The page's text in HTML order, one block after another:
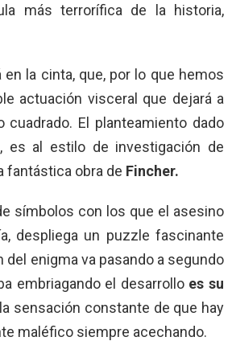
más terrorífica de la historia,
en la cinta, que, por lo que hemos
actuación visceral que dejará a
El planteamiento dado
es al estilo de investigación de
fantástica obra de Fincher.
símbolos con los que el asesino
despliega un puzzle fascinante
del enigma va pasando a segundo
embriagando el desarrolloes su
sensación constante de que hay
maléfico siempre acechando.